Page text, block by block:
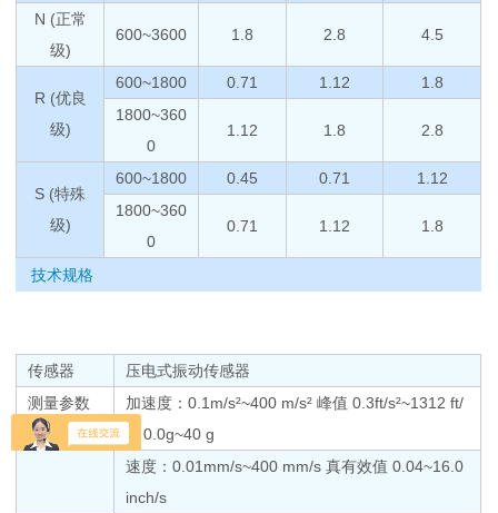
N (正常
级)
600~3600 1.8 2.8 4.5
R (优良
级)
600~1800 0.71 1.12
1.8
1800~360
0
1.12 1.8 2.8
S (特殊
级)
600~1800 0.45 0.71
1.12
1800~360
0
0.71 1.12 1.8
技术规格
传感器
压电式振动传感器
测量参数
及范围
加速度：0.1m/s²~400 m/s² 峰值 0.3ft/s²~1312 ft/
s² 0.0g~40 g
速度：0.01mm/s~400 mm/s 真有效值 0.04~16.0
inch/s